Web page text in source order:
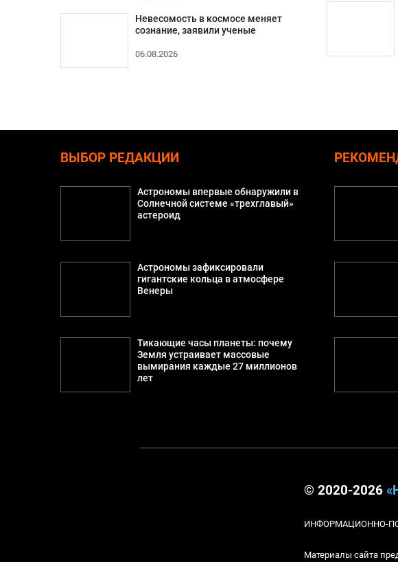
Невесомость в космосе меняет
сознание, заявили ученые
06.08.2026
ВЫБОР РЕДАКЦИИ
Астрономы впервые обнаружили в
Солнечной системе «трехглавый»
астероид
Астрономы зафиксировали
гигантские кольца в атмосфере
Венеры
Тикающие часы планеты: почему
Земля устраивает массовые
вымирания каждые 27 миллионов
лет
© 2020-2026
ИНФОРМАЦИОННО-
Материалы сайта